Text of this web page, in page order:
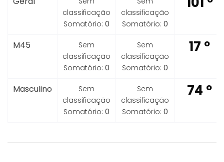
classificação
Somatório: 0
classificação
Somatório: 0
M45
Sem
classificação
Somatório: 0
Sem
classificação
Somatório: 0
17 º
Masculino
Sem
classificação
Somatório: 0
Sem
classificação
Somatório: 0
74 º